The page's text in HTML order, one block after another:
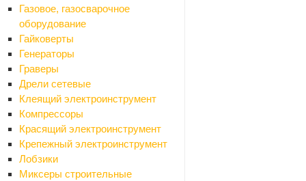
Газовое, газосварочное
оборудование
Гайковерты
Генераторы
Граверы
Дрели сетевые
Клеящий электроинструмент
Компрессоры
Красящий электроинструмент
Крепежный электроинструмент
Лобзики
Миксеры строительные
Ваше имя*
Телефон*
Email